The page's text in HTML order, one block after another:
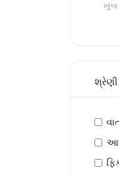
ખુબ
શ્રેણી